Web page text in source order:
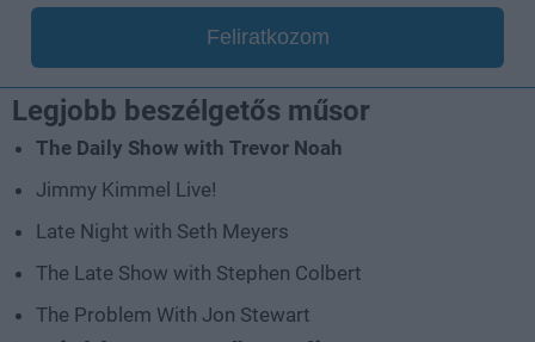
Feliratkozom
Legjobb beszélgetős műsor
The Daily Show with Trevor Noah
Jimmy Kimmel Live!
Late Night with Seth Meyers
The Late Show with Stephen Colbert
The Problem With Jon Stewart